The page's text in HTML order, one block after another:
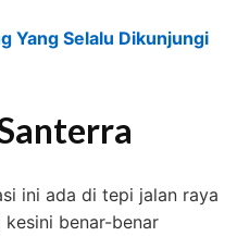
Yang Selalu Dikunjungi
ini ada di tepi jalan raya
benar-benar